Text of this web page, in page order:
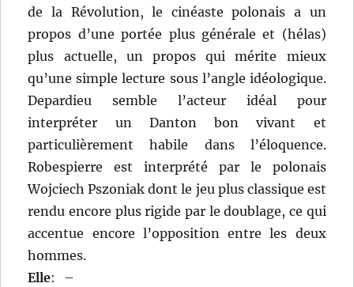
de la Révolution, le cinéaste polonais a un
propos d’une portée plus générale et (hélas)
plus actuelle, un propos qui mérite mieux
qu’une simple lecture sous l’angle idéologique.
Depardieu semble l’acteur idéal pour
interpréter un Danton bon vivant et
particulièrement habile dans l’éloquence.
Robespierre est interprété par le polonais
Wojciech Pszoniak dont le jeu plus classique est
rendu encore plus rigide par le doublage, ce qui
accentue encore l’opposition entre les deux
hommes.
Elle:
–